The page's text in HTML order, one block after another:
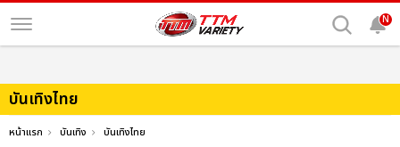
N
บันเทิงไทย
หน้าแรก บันเทิง บันเทิงไทย